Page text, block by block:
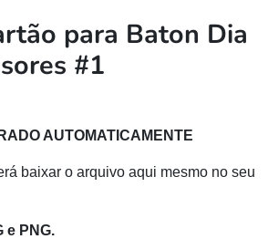
para Baton Dia
#1
AUTOMATICAMENTE
baixar o arquivo aqui mesmo no seu
e PNG.